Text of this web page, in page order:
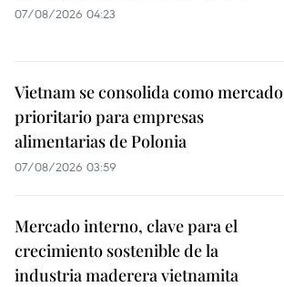
07/08/2026 04:23
Vietnam se consolida como mercado
prioritario para empresas
alimentarias de Polonia
07/08/2026 03:59
Mercado interno, clave para el
crecimiento sostenible de la
industria maderera vietnamita